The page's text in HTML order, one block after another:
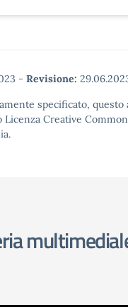
- Revisione:
specificato, questo
Creative